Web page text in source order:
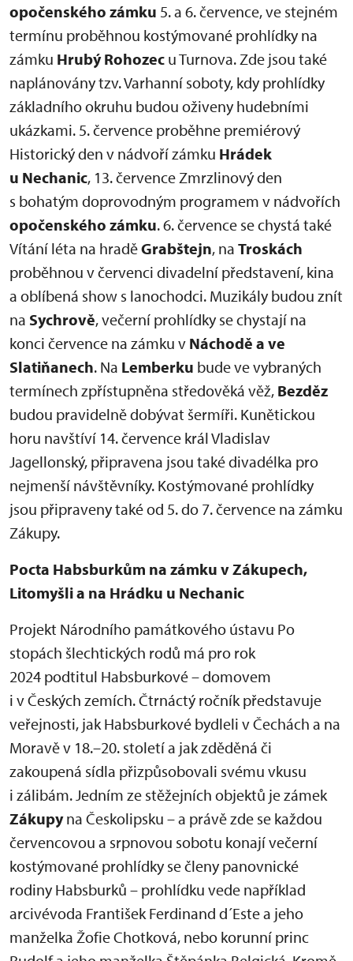
opočenského zámku 5. a 6. července, ve stejném
termínu proběhnou kostýmované prohlídky na
zámku Hrubý Rohozec u Turnova. Zde jsou také
naplánovány tzv. Varhanní soboty, kdy prohlídky
základního okruhu budou oživeny hudebními
ukázkami. 5. července proběhne premiérový
Historický den v nádvoří zámku Hrádek
u Nechanic, 13. července Zmrzlinový den
s bohatým doprovodným programem v nádvořích
opočenského zámku. 6. července se chystá také
Vítání léta na hraděGrabštejn, na Troskách
proběhnou v červenci divadelní představení, kina
a oblíbená show s lanochodci. Muzikály budou znít
na Sychrově, večerní prohlídky se chystají na
konci července na zámku v Náchodě a ve
Slatiňanech. Na Lemberku bude ve vybraných
termínech zpřístupněna středověká věž, Bezděz
budou pravidelně dobývat šermíři. Kunětickou
horu navštíví 14. července král Vladislav
Jagellonský, připravena jsou také divadélka pro
nejmenší návštěvníky. Kostýmované prohlídky
jsou připraveny také od 5. do 7. července na zámku
Zákupy.
Pocta Habsburkům na zámku v Zákupech,
Litomyšli a na Hrádku u Nechanic
Projekt Národního památkového ústavu Po
stopách šlechtických rodů má pro rok
2024 podtitul Habsburkové – domovem
i v Českých zemích. Čtrnáctý ročník představuje
veřejnosti, jak Habsburkové bydleli v Čechách a na
Moravě v 18.–20. století a jak zděděná či
zakoupená sídla přizpůsobovali svému vkusu
i zálibám. Jedním ze stěžejních objektů je zámek
Zákupyna Českolipsku – a právě zde se každou
červencovou a srpnovou sobotu konají večerní
kostýmované prohlídky se členy panovnické
rodiny Habsburků – prohlídku vede například
arcivévoda František Ferdinand d´Este a jeho
manželka Žofie Chotková, nebo korunní princ